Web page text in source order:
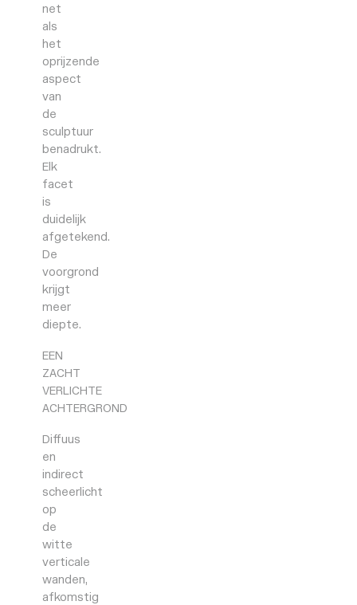
net
als
het
oprijzende
aspect
van
de
sculptuur
benadrukt.
Elk
facet
is
duidelijk
afgetekend.
De
voorgrond
krijgt
meer
diepte.
EEN
ZACHT
VERLICHTE
ACHTERGROND
Diffuus
en
indirect
scheerlicht
op
de
witte
verticale
wanden,
afkomstig